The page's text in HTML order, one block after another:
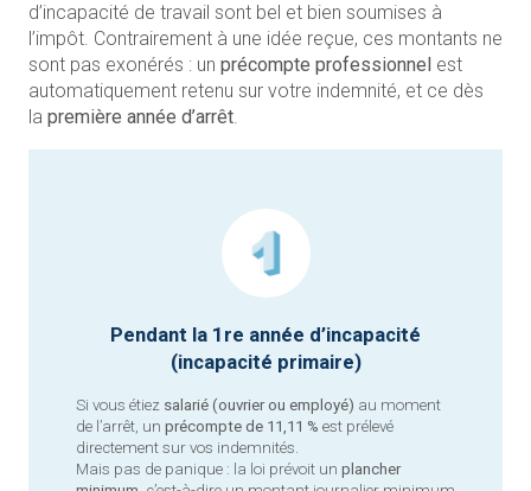
d’incapacité de travail sont bel et bien soumises à
l’impôt. Contrairement à une idée reçue, ces montants ne
sont pas exonérés : un précompte professionnel est
automatiquement retenu sur votre indemnité, et ce dès
la première année d’arrêt.
Pendant la 1re année d’incapacité
(incapacité primaire)
Si vous étiez salarié (ouvrier ou employé) au moment
de l’arrêt, un précompte de 11,11 % est prélevé
directement sur vos indemnités.
Mais pas de panique : la loi prévoit un plancher